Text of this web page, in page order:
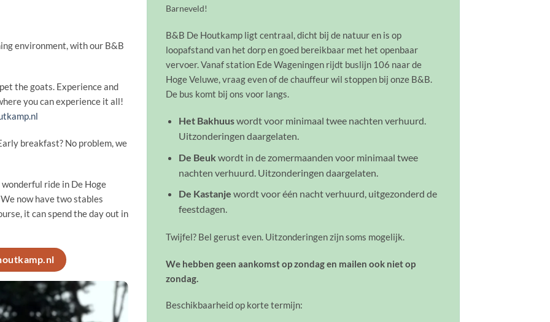
environment, with our B&B
the goats. Experience and
you can experience it all!
breakfast? No problem, we
ride in De Hoge
now have two stables
it can spend the day out in
Barneveld!
B&B De Houtkamp ligt centraal, dicht bij de natuur en is op
loopafstand van het dorp en goed bereikbaar met het openbaar
vervoer. Vanaf station Ede Wageningen rijdt buslijn 106 naar de
Hoge Veluwe, vraag even of de chauffeur wil stoppen bij onze B&B.
De bus komt bij ons voor langs.
Het Bakhuuswordt voor minimaal twee nachten verhuurd.
Uitzonderingen daargelaten.
De Beuk wordt in de zomermaanden voor minimaal twee
nachten verhuurd. Uitzonderingen daargelaten.
De Kastanje wordt voor één nacht verhuurd, uitgezonderd de
feestdagen.
Twijfel? Bel gerust even. Uitzonderingen zijn soms mogelijk.
We hebben geen aankomst op zondag en mailen ook niet op
zondag.
Beschikbaarheid op korte termijn: